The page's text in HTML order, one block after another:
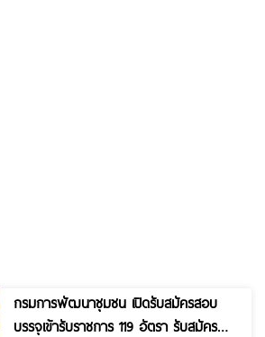
กรมการพัฒนาชุมชน เปิดรับสมัครสอบ
บรรจุเข้ารับราชการ 119 อัตรา รับสมัคร